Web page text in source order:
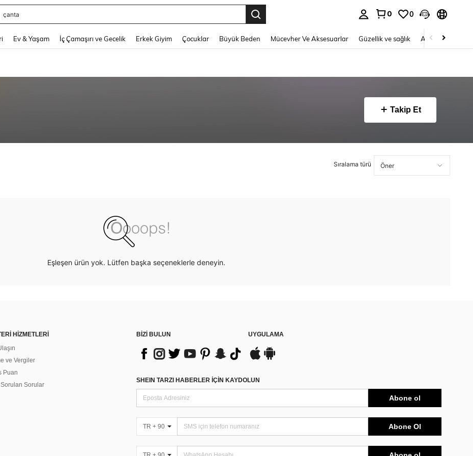
çanta
0 0
Ev & Yaşam İç Çamaşırı ve Gecelik Erkek Giyim Çocuklar Büyük Beden Mücevher Ve Aksesuarlar Güzellik ve sağlık Ayakkabı
Takip Et
Sıralama türü
Eşleşen ürün yok. Lütfen başka seçeneklerle deneyin.
HİZMETLERİ
ve Vergiler
Puan
Sorulan Sorular
BİZİ BULUN UYGULAMA
SHEIN TARZI HABERLER IÇIN KAYDOLUN
Abone ol
TR + 90 Abone Ol